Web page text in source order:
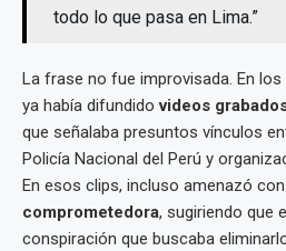
todo lo que pasa en Lima.”
La frase no fue improvisada. En
ya había difundidovideos
que señalaba presuntos vínculos
Policía Nacional del Perú y
En esos clips, incluso amenazó con
comprometedora, sugiriendo que
conspiración que buscaba